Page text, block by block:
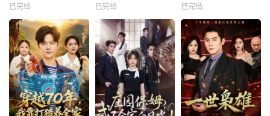
已完结 已完结 已完结